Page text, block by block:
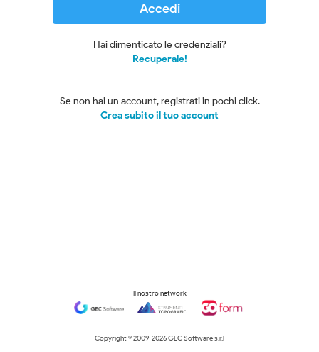
Accedi
Hai dimenticato le credenziali?
Recuperale!
Se non hai un account, registrati in pochi click.
Crea subito il tuo account
Copyright © 2009-2026 GEC Software s.r.l
Il nostro network